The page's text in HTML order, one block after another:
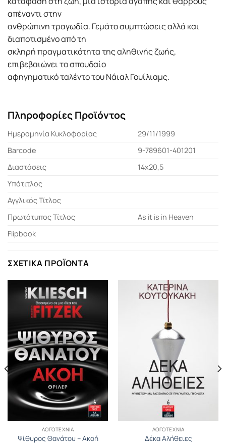
απέναντι στην
ανθρώπινη τραγωδία. Γεμάτο συμπτώσεις αλλά και
διαποτισμένο από τη
σκληρή πραγματικότητα της αληθινής ζωής,
επιβεβαιώνει το σπουδαίο
αφηγηματικό ταλέντο του Νάιαλ Γουίλιαμς.
Πληροφορίες Προϊόντος
Ημερομηνία Κυκλοφορίας
29/11/1999
Barcode
9-789601-401201
Διαστάσεις
14x20,5
Υπότιτλος
Αγγλικός Τίτλος
Πρωτότυπος Τίτλος
As it is in Heaven
Flipbook
ΣΧΕΤΙΚΆ ΠΡΟΪΌΝΤΑ
ΛΟΓΟΤΕΧΝΊΑ
Ψίθυρος Θανάτου – Ακοή
ΛΟΓΟΤΕΧΝΊΑ
Δέκα Αλήθειες